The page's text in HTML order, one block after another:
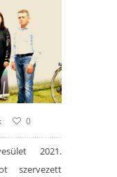
0
2021.
szervezett